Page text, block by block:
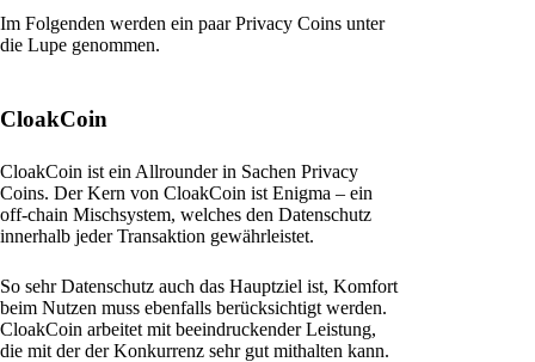
Im Folgenden werden ein paar Privacy Coins unter
die Lupe genommen.
CloakCoin
CloakCoin ist ein Allrounder in Sachen Privacy
Coins. Der Kern von CloakCoin ist Enigma – ein
off-chain Mischsystem, welches den Datenschutz
innerhalb jeder Transaktion gewährleistet.
So sehr Datenschutz auch das Hauptziel ist, Komfort
beim Nutzen muss ebenfalls berücksichtigt werden.
CloakCoin arbeitet mit beeindruckender Leistung,
die mit der der Konkurrenz sehr gut mithalten kann.